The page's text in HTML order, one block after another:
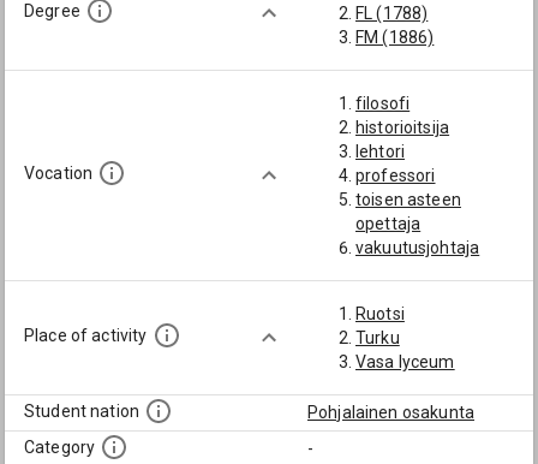
Degree
FL (1788)
FM (1886)
Vocation
filosofi
historioitsija
lehtori
professori
toisen asteen
opettaja
vakuutusjohtaja
Place of activity
Ruotsi
Turku
Vasa lyceum
Student nation
Pohjalainen osakunta
Category
-